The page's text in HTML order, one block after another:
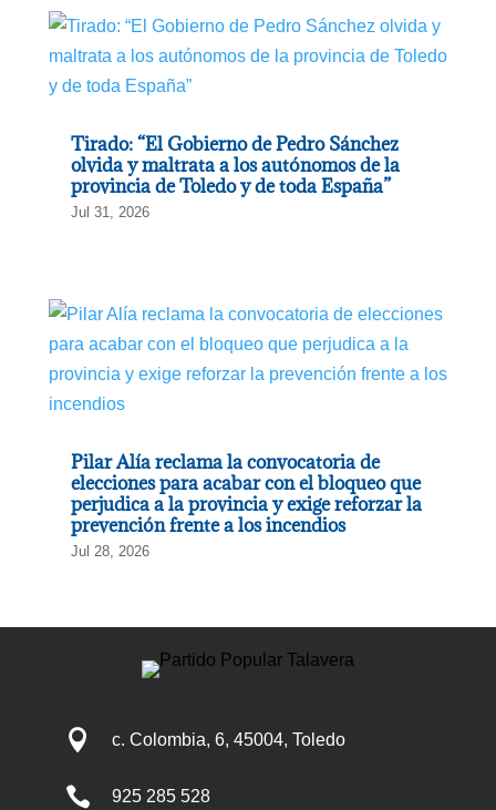
Tirado: “El Gobierno de Pedro Sánchez
olvida y maltrata a los autónomos de la
provincia de Toledo y de toda España”
Jul 31, 2026
Pilar Alía reclama la convocatoria de
elecciones para acabar con el bloqueo que
perjudica a la provincia y exige reforzar la
prevención frente a los incendios
Jul 28, 2026
 c. Colombia, 6, 45004, Toledo
 925 285 528